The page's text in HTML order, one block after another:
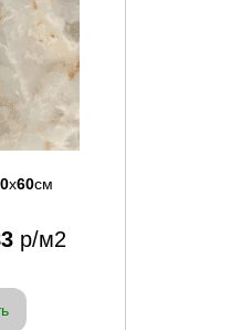
x60см
р/м2